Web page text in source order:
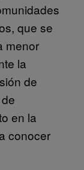
que se
menor
la
de
en la
conocer